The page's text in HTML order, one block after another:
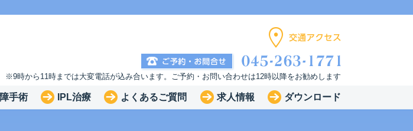
※9時から11時までは大変電話が込み合います。ご予約・お問い合わせは12時以降をお勧めします
手術 IPL治療 よくあるご質問 求人情報 ダウンロード